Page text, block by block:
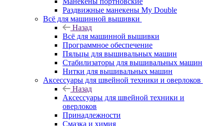
Раздвижные манекены My Double
Всё для машинной вышивки
Назад
Всё для машинной вышивки
Программное обеспечение
Пяльцы для вышивальных машин
Стабилизаторы для вышивальных машин
Нитки для вышивальных машин
Аксессуары для швейной техники и оверлоков
Назад
Аксессуары для швейной техники и
оверлоков
Принадлежности
Смазка и химия